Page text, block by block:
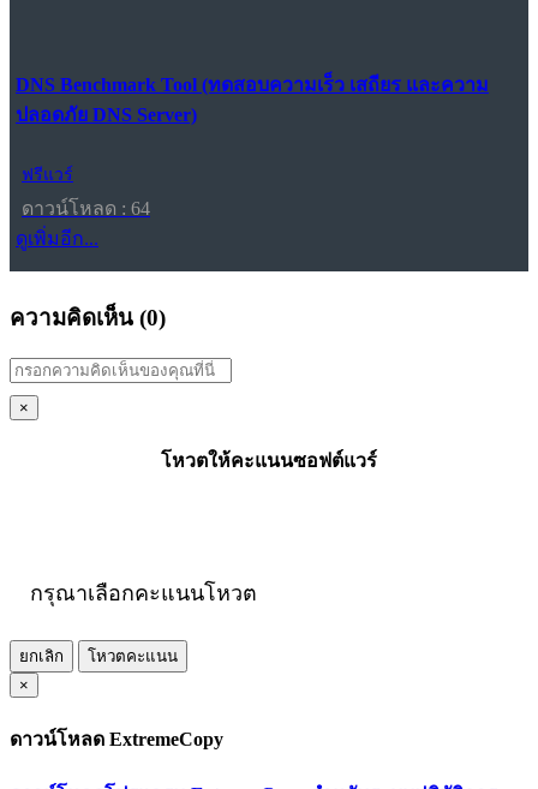
DNS Benchmark Tool (ทดสอบความเร็ว เสถียร และความ
ปลอดภัย DNS Server)
ฟรีแวร์
ดาวน์โหลด : 64
ดูเพิ่มอีก...
ความคิดเห็น (0)
×
โหวตให้คะแนนซอฟต์แวร์
กรุณาเลือกคะแนนโหวต
ยกเลิก
โหวตคะแนน
×
ดาวน์โหลด ExtremeCopy